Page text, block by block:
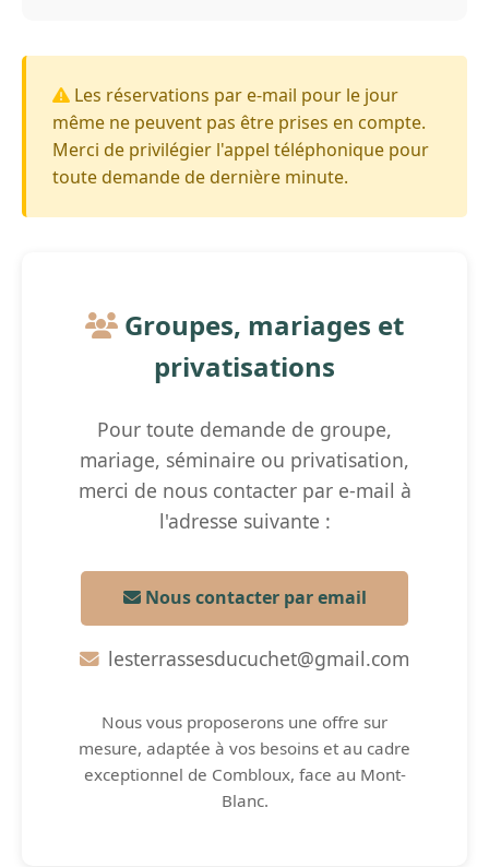
Les réservations par e-mail pour le jour
même ne peuvent pas être prises en compte.
Merci de privilégier l'appel téléphonique pour
toute demande de dernière minute.
Groupes, mariages et
privatisations
Pour toute demande de groupe,
mariage, séminaire ou privatisation,
merci de nous contacter par e-mail à
l'adresse suivante :
Nous contacter par email
lesterrassesducuchet@gmail.com
Nous vous proposerons une offre sur
mesure, adaptée à vos besoins et au cadre
exceptionnel de Combloux, face au Mont-
Blanc.